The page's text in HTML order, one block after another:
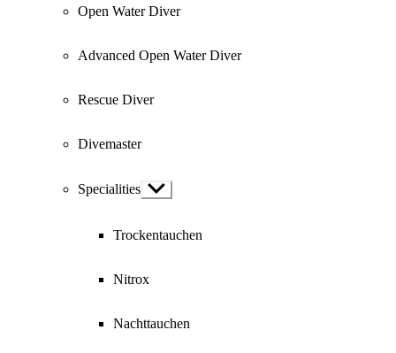
Open Water Diver
Advanced Open Water Diver
Rescue Diver
Divemaster
Specialities Show
sub
Trockentauchen
Nitrox
Nachttauchen